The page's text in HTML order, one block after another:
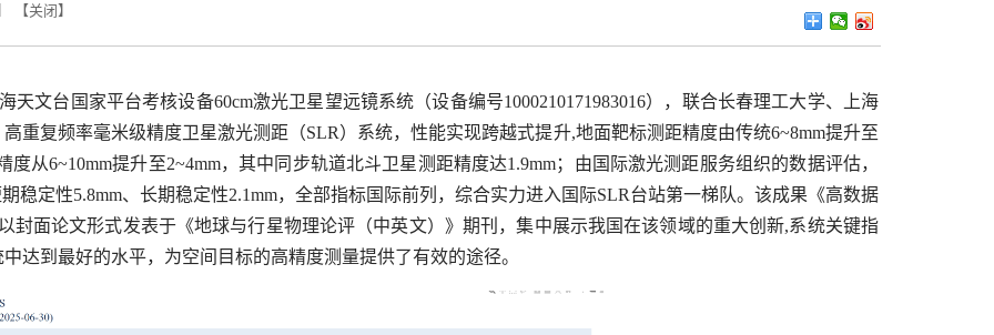
【关闭】
文台国家平台考核设备60cm激光卫星望远镜系统（设备编号1000210171983016），联合长春理工大学、上海
重复频率毫米级精度卫星激光测距（SLR）系统，性能实现跨越式提升,地面靶标测距精度由传统6~8mm提升至
从6~10mm提升至2~4mm，其中同步轨道北斗卫星测距精度达1.9mm；由国际激光测距服务组织的数据评估，
稳定性5.8mm、长期稳定性2.1mm，全部指标国际前列，综合实力进入国际SLR台站第一梯队。该成果《高数据
封面论文形式发表于《地球与行星物理论评（中英文）》期刊，集中展示我国在该领域的重大创新,系统关键指
达到最好的水平，为空间目标的高精度测量提供了有效的途径。